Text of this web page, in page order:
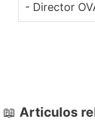
- Director
Articulos